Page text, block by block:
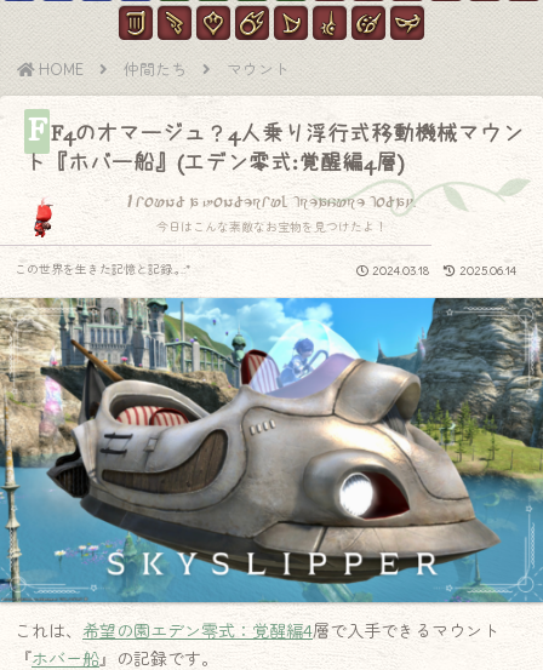
HOME 仲間たち マウント
FF4のオマージュ？4人乗り浮行式移動機械マウン
ト『ホバー船』(エデン零式:覚醒編4層)
I found a wonderful treasure today.
今日はこんな素敵なお宝物を見つけたよ！
2024.03.18 2025.06.14
この世界を生きた記憶と記録.｡.:*
これは、 希望の園エデン零式：覚醒編4層で入手できるマウント
『ホバー船』の記録です。